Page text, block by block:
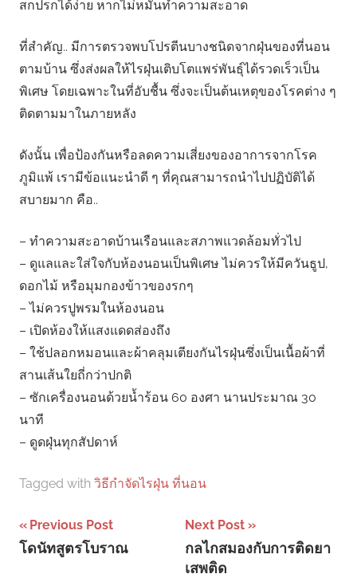
สกปรกได้ง่าย หากไม่หมั่นทำความสะอาด
ที่สำคัญ.. มีการตรวจพบโปรตีนบางชนิดจากฝุ่นของที่นอน
ตามบ้าน ซึ่งส่งผลให้ไรฝุ่นเติบโตแพร่พันธุ์ได้รวดเร็วเป็น
พิเศษ โดยเฉพาะในที่อับชื้น ซึ่งจะเป็นต้นเหตุของโรคต่าง ๆ
ติดตามมาในภายหลัง
ดังนั้น เพื่อป้องกันหรือลดความเสี่ยงของอาการจากโรค
ภูมิแพ้ เรามีข้อแนะนำดี ๆ ที่คุณสามารถนำไปปฏิบัติได้
สบายมาก คือ..
– ทำความสะอาดบ้านเรือนและสภาพแวดล้อมทั่วไป
– ดูแลและใส่ใจกับห้องนอนเป็นพิเศษ ไม่ควรให้มีควันธูป,
ดอกไม้ หรือมุมกองข้าวของรกๆ
– ไม่ควรปูพรมในห้องนอน
– เปิดห้องให้แสงแดดส่องถึง
– ใช้ปลอกหมอนและผ้าคลุมเตียงกันไรฝุ่นซึ่งเป็นเนื้อผ้าที่
สานเส้นใยถี่กว่าปกติ
– ซักเครื่องนอนด้วยน้ำร้อน 60 องศา นานประมาณ 30
นาที
– ดูดฝุ่นทุกสัปดาห์
Tagged with วิธีกําจัดไรฝุ่น ที่นอน
Post
navigation
Previous Post
โดนัทสูตรโบราณ
Next Post
กลไกสมองกับการติดยา
เสพติด